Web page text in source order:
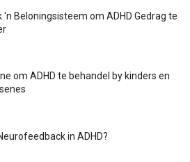
'n Beloningsisteem om ADHD Gedrag te
om ADHD te behandel by kinders en
in ADHD?